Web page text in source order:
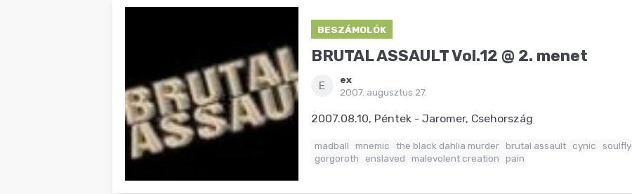
BESZÁMOLÓK
BRUTAL ASSAULT Vol.12 @ 2. menet
E
ex
2007. augusztus 27.
2007.08.10, Péntek - Jaromer, Csehország
madball mnemic the black dahlia murder brutal assault cynic soulfly
gorgoroth
enslaved malevolent creation pain